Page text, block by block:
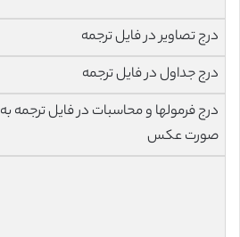
درج تصاویر در فایل ترجمه
درج جداول در فایل ترجمه
درج فرمولها و محاسبات در فایل ترجمه به
صورت عکس